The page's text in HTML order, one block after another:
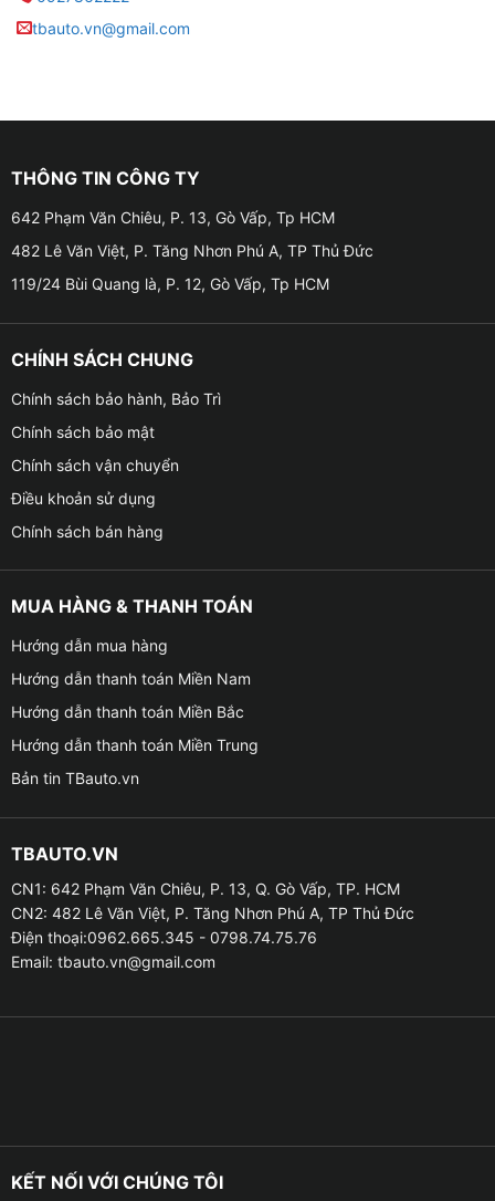
– RAM 2GB, ROM 32GB, chip xử lý mượt mà, không
Ra lệnh giọng nói tiếng Việt
– Hỗ trợ lái xe rảnh tay, an toàn hơn.
Dẫn đường thông minh
– Tích hợp bản đồ VietMap, Google Maps, Navitel.
– Bạn sẽ không cần phải lo lắng về đường xá và bạn
cũng có thể tự tin khi di chuyển xe.
giao thông và cảnh báo tốc độ.
tbauto.vn@gmail.com
THÔNG TIN CÔNG TY
642 Phạm Văn Chiêu, P. 13, Gò Vấp, Tp HCM
482 Lê Văn Việt, P. Tăng Nhơn Phú A, TP Thủ Đức
119/24 Bùi Quang là, P. 12, Gò Vấp, Tp HCM
CHÍNH SÁCH CHUNG
Chính sách bảo hành, Bảo Trì
Chính sách bảo mật
Chính sách vận chuyển
Điều khoản sử dụng
Chính sách bán hàng
MUA HÀNG & THANH TOÁN
Hướng dẫn mua hàng
Hướng dẫn thanh toán Miền Nam
Hướng dẫn thanh toán Miền Bắc
Hướng dẫn thanh toán Miền Trung
Bản tin TBauto.vn
TBAUTO.VN
CN1: 642 Phạm Văn Chiêu, P. 13, Q. Gò Vấp, TP. HCM
CN2: 482 Lê Văn Việt, P. Tăng Nhơn Phú A, TP Thủ Đức
Điện thoại:0962.665.345 - 0798.74.75.76
Email: tbauto.vn@gmail.com
KẾT NỐI VỚI CHÚNG TÔI